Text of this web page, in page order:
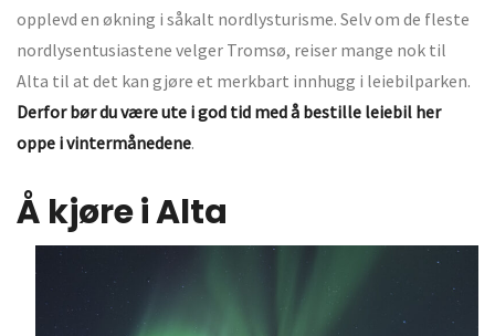
opplevd en økning i såkalt nordlysturisme. Selv om de fleste
nordlysentusiastene velger Tromsø, reiser mange nok til
Alta til at det kan gjøre et merkbart innhugg i leiebilparken.
Derfor bør du være ute i god tid med å bestille leiebil her
oppe i vintermånedene.
Å kjøre i Alta